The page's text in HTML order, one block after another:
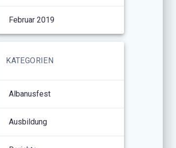
Februar 2019
KATEGORIEN
Albanusfest
Ausbildung